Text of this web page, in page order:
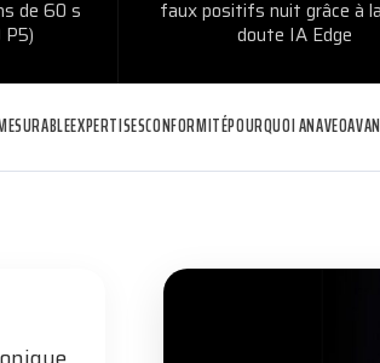
de 60 s
P5)
faux positifs nuit grâce à
doute IA Edge
EXPERTISESCONFORMITÉPOURQUOI ANAVEO